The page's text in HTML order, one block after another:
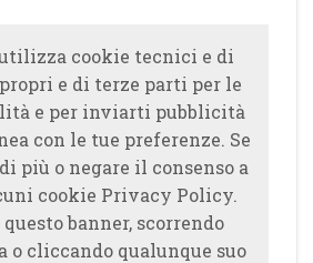
cookie tecnici e di
e di terze parti per le
e per inviarti pubblicità
con le tue preferenze. Se
più o negare il consenso a
cookie Privacy Policy.
banner, scorrendo
o cliccando qualunque suo